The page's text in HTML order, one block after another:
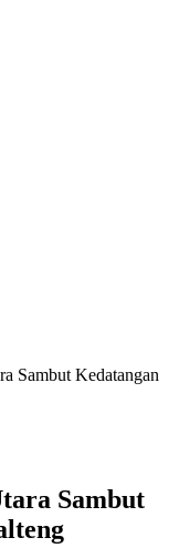
Sambut Kedatangan
Sambut